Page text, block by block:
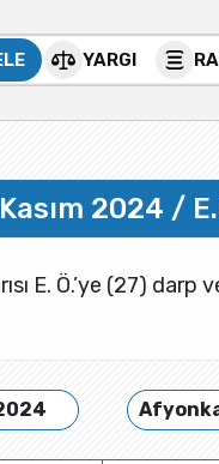
YARGI
2024 /
E. Ö.’ye (27)